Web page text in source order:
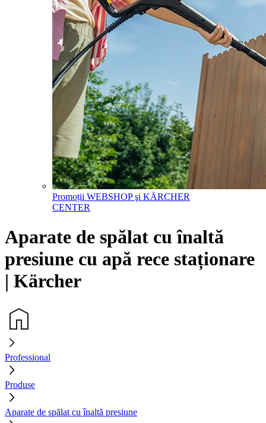
Promoții WEBSHOP şi KÄRCHER
CENTER
Aparate de spălat cu înaltă
presiune cu apă rece staționare
| Kärcher
Professional
Produse
Aparate de spălat cu înaltă presiune